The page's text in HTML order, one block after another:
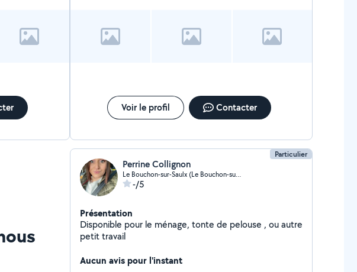
Voir le profil Contacter
Particulier
Perrine Collignon
Le Bouchon-sur-Saulx (Le Bouchon-sur-Saulx)
-/5
Présentation
Disponible pour le ménage, tonte de pelouse , ou autre
petit travail
Aucun avis pour l'instant